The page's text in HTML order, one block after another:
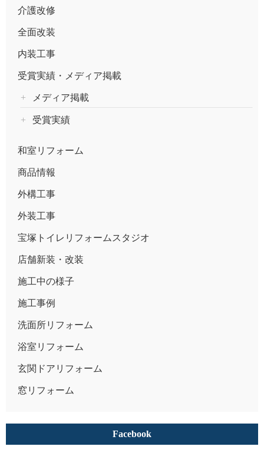
介護改修
全面改装
内装工事
受賞実績・メディア掲載
メディア掲載
受賞実績
和室リフォーム
商品情報
外構工事
外装工事
宝塚トイレリフォームスタジオ
店舗新装・改装
施工中の様子
施工事例
洗面所リフォーム
浴室リフォーム
玄関ドアリフォーム
窓リフォーム
Facebook